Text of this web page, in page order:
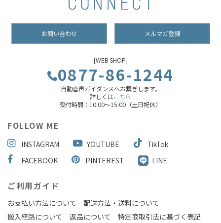
お問い合わせ メルマガ登録
[WEB SHOP]
0877-86-1244
自動音声ガイダンスへお繋ぎします。
詳しくはこちら
受付時間：10:00～15:00（土日祝休）
FOLLOW ME
INSTAGRAM YOUTUBE
TikTok
FACEBOOK
PINTEREST LINE
ご利用ガイド
お支払い方法について
配送方法・送料について
搬入経路について
返品について 特定商取引法に基づく表記